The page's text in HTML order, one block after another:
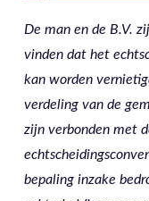
De man en de B.V.
vinden dat het
kan worden
verdeling van de
zijn verbonden met
bepaling inzake